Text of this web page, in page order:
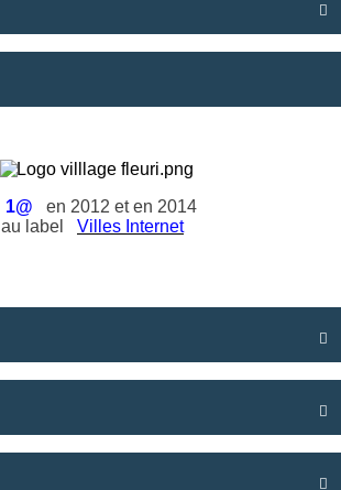

1@
en 2012 et en 2014
au label
Villes Internet


